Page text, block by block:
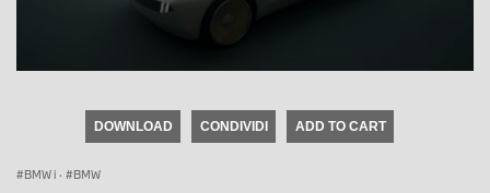
DOWNLOAD CONDIVIDI ADD TO CART
BMW i · BMW